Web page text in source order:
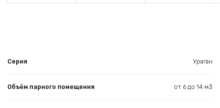
Серия Ураган
Объём парного помещения от 6 до 14 м3